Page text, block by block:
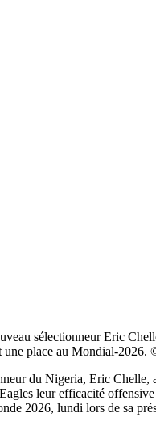
sélectionneur Eric
une place au Mondial-2026.
du Nigeria, Eric Chelle,
leur efficacité
2026, lundi lors de sa